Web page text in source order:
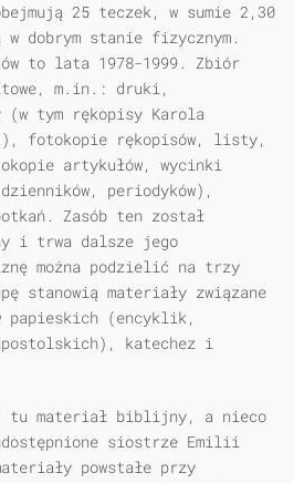
25 teczek, w sumie 2,30
dobrym stanie fizycznym.
to lata 1978-1999. Zbiór
m.in.: druki,
(w tym rękopisy Karola
fotokopie rękopisów, listy,
artykułów, wycinki
periodyków),
Zasób ten został
i trwa dalsze jego
można podzielić na trzy
stanowią materiały związane
papieskich (encyklik,
katechez i
tu materiał biblijny, a nieco
siostrze Emilii
powstałe przy